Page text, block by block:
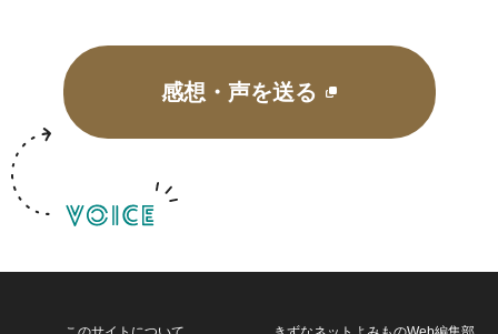
感想・声を送る